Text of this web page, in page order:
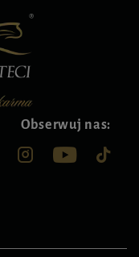
Obserwuj nas: